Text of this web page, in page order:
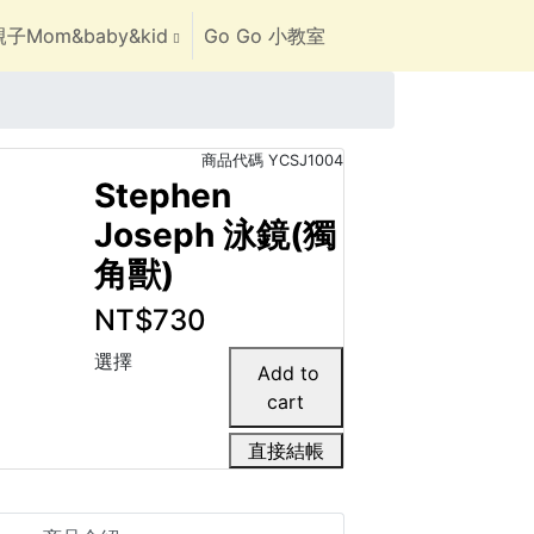
子Mom&baby&kid Go Go 小教室
商品代碼 YCSJ1004
Stephen
Joseph 泳鏡(獨
角獸)
NT$730
選擇
直接結帳